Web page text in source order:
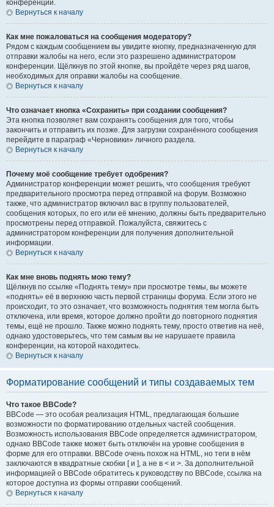
конференции.
Вернуться к началу
Как мне пожаловаться на сообщения модератору?
Рядом с каждым сообщением вы увидите кнопку, предназначенную для
отправки жалобы на него, если это разрешено администратором
конференции. Щёлкнув по этой кнопке, вы пройдёте через ряд шагов,
необходимых для оправки жалобы на сообщение.
Вернуться к началу
Что означает кнопка «Сохранить» при создании сообщения?
Эта кнопка позволяет вам сохранять сообщения для того, чтобы
закончить и отправить их позже. Для загрузки сохранённого сообщения
перейдите в параграф «Черновики» личного раздела.
Вернуться к началу
Почему моё сообщение требует одобрения?
Администратор конференции может решить, что сообщения требуют
предварительного просмотра перед отправкой на форум. Возможно
также, что администратор включил вас в группу пользователей,
сообщения которых, по его или её мнению, должны быть предварительно
просмотрены перед отправкой. Пожалуйста, свяжитесь с
администратором конференции для получения дополнительной
информации.
Вернуться к началу
Как мне вновь поднять мою тему?
Щёлкнув по ссылке «Поднять тему» при просмотре темы, вы можете
«поднять» её в верхнюю часть первой страницы форума. Если этого не
происходит, то это означает, что возможность поднятия тем могла быть
отключена, или время, которое должно пройти до повторного поднятия
темы, ещё не прошло. Также можно поднять тему, просто ответив на неё,
однако удостоверьтесь, что тем самым вы не нарушаете правила
конференции, на которой находитесь.
Вернуться к началу
Форматирование сообщений и типы создаваемых тем
Что такое BBCode?
BBCode — это особая реализация HTML, предлагающая большие
возможности по форматированию отдельных частей сообщения.
Возможность использования BBCode определяется администратором,
однако BBCode также может быть отключён на уровне сообщения в
форме для его отправки. BBCode очень похож на HTML, но теги в нём
заключаются в квадратные скобки [ и ], а не в < и >. За дополнительной
информацией о BBCode обратитесь к руководству по BBCode, ссылка на
которое доступна из формы отправки сообщений.
Вернуться к началу